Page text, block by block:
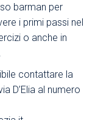
barman per
i primi passi nel
o anche in
contattare la
D’Elia al numero